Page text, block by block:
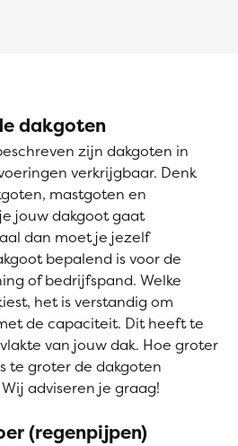
dakgoten
zijn dakgoten in
verkrijgbaar. Denk
mastgoten en
jouw dakgoot gaat
dan moet je jezelf
bepalend is voor de
of bedrijfspand. Welke
het is verstandig om
de capaciteit. Dit heeft te
van jouw dak. Hoe groter
te groter de dakgoten
adviseren je graag!
(regenpijpen)